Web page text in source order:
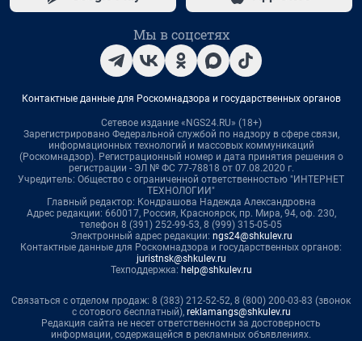
Мы в соцсетях
Контактные данные для Роскомнадзора и государственных органов
Сетевое издание «NGS24.RU» (18+)
Зарегистрировано Федеральной службой по надзору в сфере связи,
информационных технологий и массовых коммуникаций
(Роскомнадзор). Регистрационный номер и дата принятия решения о
регистрации - ЭЛ № ФС 77-78818 от 07.08.2020 г.
Учредитель: Общество с ограниченной ответственностью "ИНТЕРНЕТ
ТЕХНОЛОГИИ"
Главный редактор: Кондрашова Надежда Александровна
Адрес редакции: 660017, Россия, Красноярск, пр. Мира, 94, оф. 230,
телефон 8 (391) 252-99-53, 8 (999) 315-05-05
Электронный адрес редакции: ngs24@shkulev.ru
Контактные данные для Роскомнадзора и государственных органов:
juristnsk@shkulev.ru
Техподдержка: help@shkulev.ru
Связаться с отделом продаж: 8 (383) 212-52-52, 8 (800) 200-03-83 (звонок
с сотового бесплатный), reklamangs@shkulev.ru
Редакция сайта не несет ответственности за достоверность
информации, содержащейся в рекламных объявлениях.